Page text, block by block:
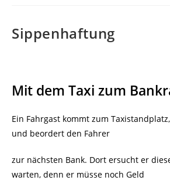
Sippenhaftung
Mit dem Taxi zum
Ein Fahrgast kommt zum
und beordert den Fahrer
zur nächsten Bank. Dort ersucht er
warten, denn er müsse noch Geld